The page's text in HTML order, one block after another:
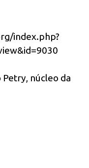
index.php?
núcleo da